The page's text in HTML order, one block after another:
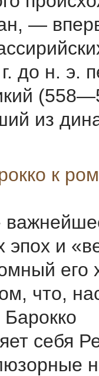
—
до н. э.
из
к
эпох и
его
что,
себя